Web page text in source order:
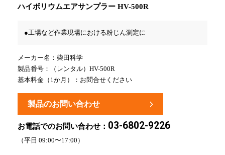
ハイボリウムエアサンプラー HV-500R
●工場など作業現場における粉じん測定に
メーカー名： 柴田科学
製品番号：（レンタル）HV-500R
基本料金（1か月）：お問合せください
製品のお問い合わせ
お電話でのお問い合わせ： 03-6802-9226
（平日 09:00〜17:00）